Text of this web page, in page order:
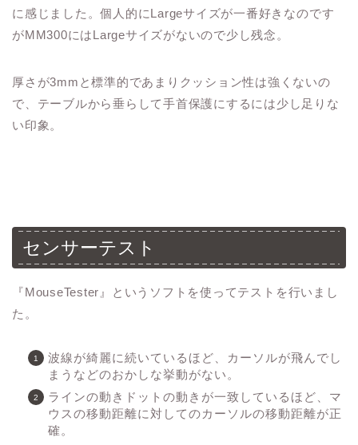
に感じました。個人的にLargeサイズが一番好きなのです
がMM300にはLargeサイズがないので少し残念。
厚さが3mmと標準的であまりクッション性は強くないの
で、テーブルから垂らして手首保護にするには少し足りな
い印象。
センサーテスト
『MouseTester』というソフトを使ってテストを行いまし
た。
波線が綺麗に続いているほど、カーソルが飛んでし
まうなどのおかしな挙動がない。
ラインの動きドットの動きが一致しているほど、マ
ウスの移動距離に対してのカーソルの移動距離が正
確。